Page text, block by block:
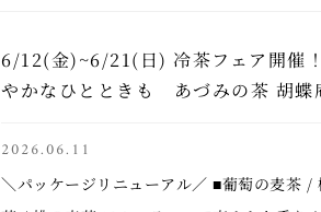
6/12(金)~6/21(日) 冷茶フェア開催
やかなひとときも あづみの茶 胡蝶
2026.06.11
＼パッケージリニューアル／ ■葡萄の麦茶 /